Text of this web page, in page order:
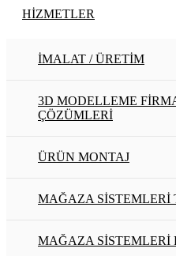
HIZMETLER
İMALAT / ÜRETİM
3D MODELLEME
ÇÖZÜMLERİ
ÜRÜN MONTAJ
MAĞAZA SİSTEMLERİ
MAĞAZA SİSTEMLERİ